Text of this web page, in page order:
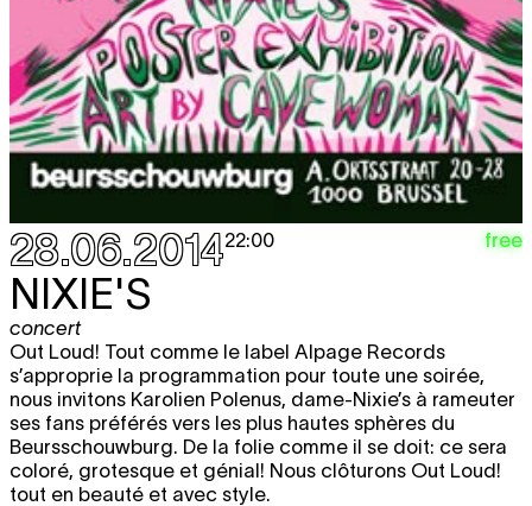
28.06.201422:00 free
NIXIE'S
concert
Out Loud! Tout comme le label Alpage Records
s’approprie la programmation pour toute une soirée,
nous invitons Karolien Polenus, dame-Nixie’s à rameuter
ses fans préférés vers les plus hautes sphères du
Beursschouwburg. De la folie comme il se doit: ce sera
coloré, grotesque et génial! Nous clôturons Out Loud!
tout en beauté et avec style.